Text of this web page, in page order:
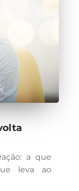
a que
leva ao